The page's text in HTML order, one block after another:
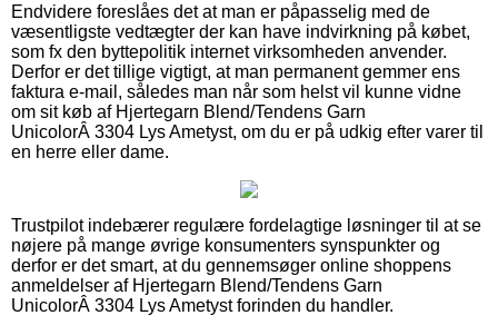
Endvidere foreslåes det at man er påpasselig med de
væsentligste vedtægter der kan have indvirkning på købet,
som fx den byttepolitik internet virksomheden anvender.
Derfor er det tillige vigtigt, at man permanent gemmer ens
faktura e-mail, således man når som helst vil kunne vidne
om sit køb af Hjertegarn Blend/Tendens Garn
UnicolorÂ 3304 Lys Ametyst, om du er på udkig efter varer til
en herre eller dame.
Trustpilot indebærer regulære fordelagtige løsninger til at se
nøjere på mange øvrige konsumenters synspunkter og
derfor er det smart, at du gennemsøger online shoppens
anmeldelser af Hjertegarn Blend/Tendens Garn
UnicolorÂ 3304 Lys Ametyst forinden du handler.